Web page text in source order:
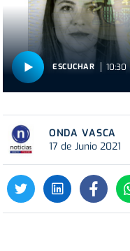
ESCUCHAR 10:30
ONDA VASCA
17 de Junio 2021